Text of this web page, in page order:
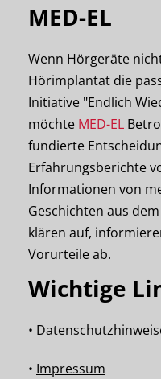
MED-EL
Wenn Hörgeräte
Hörimplantat die
Initiative "Endlich
möchte MED-EL
fundierte
Erfahrungsberichte
Informationen von
Geschichten aus
klären auf,
Vorurteile ab.
Wichtige
•
• Impressum